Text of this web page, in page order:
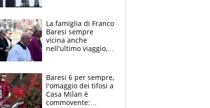
La famiglia di Franco
Baresi sempre
vicina anche
nell'ultimo viaggio,
circondati
dall'affetto dei tifosi
Baresi 6 per sempre,
l'omaggio dei tifosi a
Casa Milan è
commovente: